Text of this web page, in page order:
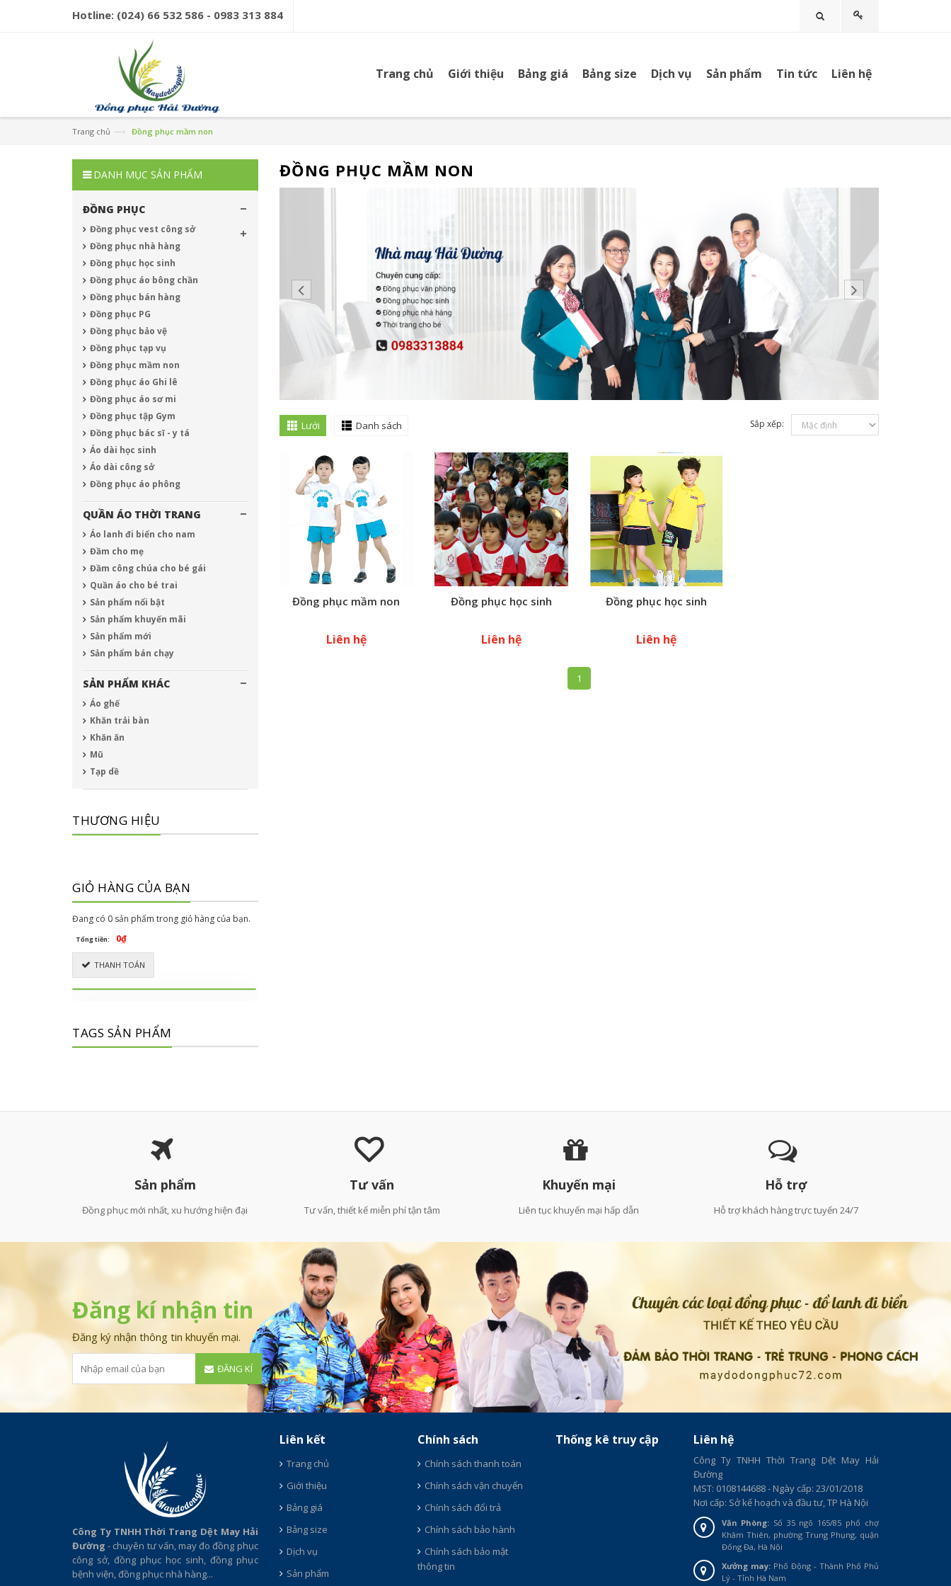
Hotline: (024) 66 532 586 - 0983 313 884 Tìm kiếm
Trang chủ Giới thiệu Bảng giá Bảng size Dịch vụ Sản phẩm Tin tức Liên hệ
Trang chủ —› Đồng phục mầm non
ĐỒNG PHỤC MẦM NON
Lưới Danh sách Sắp xếp:
Đồng phục mầm non
Liên hệ
Đồng phục học sinh
Liên hệ
Đồng phục học sinh
Liên hệ
1
DANH MỤC SẢN PHẨM
ĐỒNG PHỤC
Đồng phục vest công sở
Đồng phục nhà hàng
Đồng phục học sinh
Đồng phục áo bông chần
Đồng phục bán hàng
Đồng phục PG
Đồng phục bảo vệ
Đồng phục tạp vụ
Đồng phục mầm non
Đồng phục áo Ghi lê
Đồng phục áo sơ mi
Đồng phục tập Gym
Đồng phục bác sĩ - y tá
Áo dài học sinh
Áo dài công sở
Đồng phục áo phông
QUẦN ÁO THỜI TRANG
Áo lanh đi biển cho nam
Đầm cho mẹ
Đầm công chúa cho bé gái
Quần áo cho bé trai
Sản phẩm nổi bật
Sản phẩm khuyến mãi
Sản phẩm mới
Sản phẩm bán chạy
SẢN PHẨM KHÁC
Áo ghế
Khăn trải bàn
Khăn ăn
Mũ
Tạp dề
THƯƠNG HIỆU
GIỎ HÀNG CỦA BẠN
Đang có 0 sản phẩm trong giỏ hàng của bạn.
Tổng tiền: 0₫
THANH TOÁN
TAGS SẢN PHẨM
Sản phẩm
Đồng phục mới nhất, xu hướng hiện đại
Tư vấn
Tư vấn, thiết kế miễn phí tận tâm
Khuyến mại
Liên tục khuyến mại hấp dẫn
Hỗ trợ
Hỗ trợ khách hàng trực tuyến 24/7
Đăng kí nhận tin
Đăng ký nhận thông tin khuyến mại.
ĐĂNG KÍ
Công Ty TNHH Thời Trang Dệt May Hải
Đường - chuyên tư vấn, may đo đồng phục
công sở, đồng phục học sinh, đồng phục
bệnh viện, đồng phục nhà hàng...
Liên kết
Trang chủ
Giới thiệu
Bảng giá
Bảng size
Dịch vụ
Sản phẩm
Chính sách
Chính sách thanh toán
Chính sách vận chuyển
Chính sách đổi trả
Chính sách bảo hành
Chính sách bảo mật
thông tin
Thống kê truy cập Liên hệ
Công Ty TNHH Thời Trang Dệt May Hải
Đường
MST: 0108144688 - Ngày cấp: 23/01/2018
Nơi cấp: Sở kế hoạch và đầu tư, TP Hà Nội
Văn Phòng: Số 35 ngõ 165/85 phố chợ
Khâm Thiên, phường Trung Phụng, quận
Đống Đa, Hà Nội
Xưởng may: Phố Động - Thành Phố Phủ
Lý - Tỉnh Hà Nam